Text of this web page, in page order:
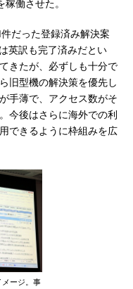
働させた。
だった登録済み解決案
英訳も完了済みだとい
きたが、必ずしも十分で
旧型機の解決策を優先し
手薄で、アクセス数がそ
今後はさらに海外での利
できるように枠組みを広
メージ。事